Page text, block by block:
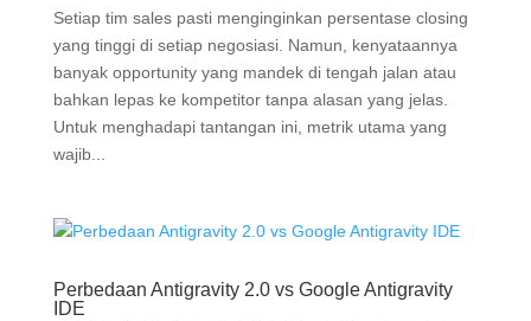
Setiap tim sales pasti menginginkan persentase closing
yang tinggi di setiap negosiasi. Namun, kenyataannya
banyak opportunity yang mandek di tengah jalan atau
bahkan lepas ke kompetitor tanpa alasan yang jelas.
Untuk menghadapi tantangan ini, metrik utama yang
wajib...
Perbedaan Antigravity 2.0 vs Google Antigravity
IDE